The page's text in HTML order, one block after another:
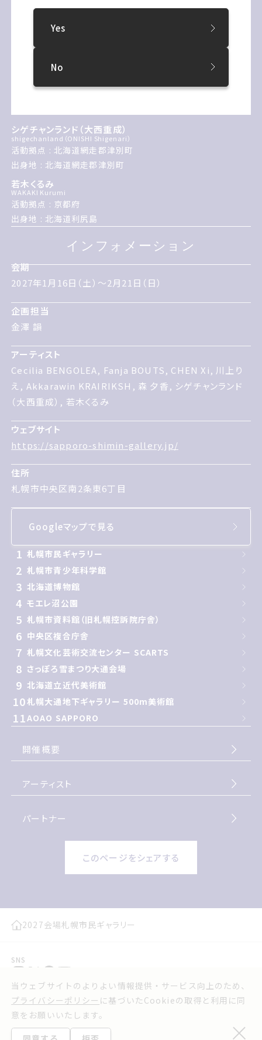
当ウェブサイトのよりよい情報提供・サービス向上のため、
プライバシーポリシー に基づいたCookieの取得と利用に同
意をお願いいたします。
Yes
No
アッカラウィン・クライルーク
MORI Yuka
シゲチャンランド（大西重成）
shigechanland（ONISHI Shigenari）
活動拠点 : 北海道網走郡津別町
出身地 : 北海道網走郡津別町
若木くるみ
WAKAKI Kurumi
活動拠点 : 京都府
出身地 : 北海道利尻島
インフォメーション
インフォメーション
会期
会期
2027年いちがつ16日どようびにがつ
2027年1月16日（土）～2月21日（日）
企画担当
企画担当
金澤 韻
金澤 韻
アーティスト
アーティスト
Cecilia BENGOLEA, Fanja BOUTS, CHEN Xi, 川上り
え, Akkarawin KRAIRIKSH, 森 夕香, シゲチャンランド
大西重成, 若木くるみ
Cecilia BENGOLEA, Fanja BOUTS, CHEN Xi, 川上り
え, Akkarawin KRAIRIKSH, 森 夕香, シゲチャンランド
（大西重成）, 若木くるみ
ウェブサイト
ウェブサイト
https://sapporo-shimin-gallery.jp/
https://sapporo-shimin-gallery.jp/
住所
住所
札幌市中央区南2条東6丁目
札幌市中央区南2条東6丁目
Googleマップで見る
1 札幌市民ギャラリー
2 札幌市青少年科学館
3 北海道博物館
4 モエレ沼公園
5 札幌市資料館（旧札幌控訴院庁舎）
6 中央区複合庁舎
7 札幌文化芸術交流センター SCARTS
8 さっぽろ雪まつり大通会場
9 北海道立近代美術館
10札幌大通地下ギャラリー 500m美術館
11AOAO SAPPORO
開催概要
アーティスト
パートナー
このページをシェアする
2027会場札幌市民ギャラリー
SNS
プレスリリース
実行委員会よりお知らせ
ウェブアクセシビリティ方針
プライバシーポリシー
お問い合わせ
利用規約